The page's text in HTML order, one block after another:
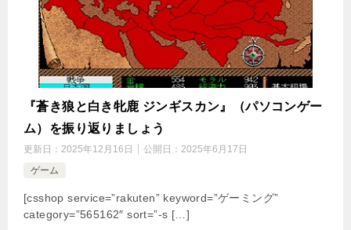
『蒼き狼と白き牝鹿 ジンギスカン』（パソコンゲー
ム）を振り返りましょう
更新日： 2025年12月16日 公開日： 2025年6月17日
ゲーム
[csshop service=”rakuten” keyword=”ゲーミング”
category=”565162″ sort=”-s […]